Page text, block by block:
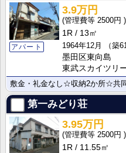
アパート
3.9万円
2500円
1R
13㎡
1964年12月
（築
墨田区東向島
東武スカイツリ
敷金・礼金なし☆収納2か所☆共
第一みどり荘
3.95万円
2500円
1R
11.55㎡